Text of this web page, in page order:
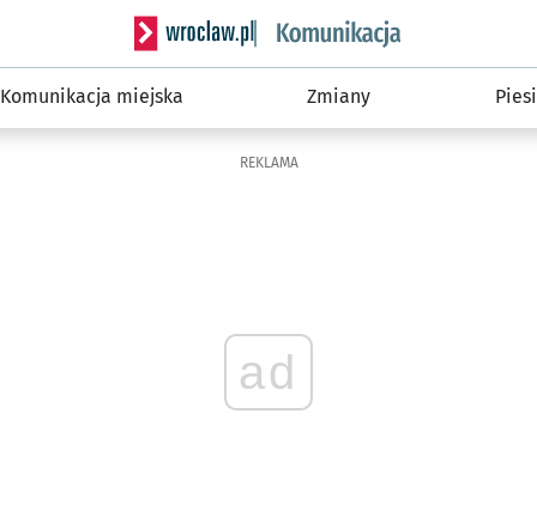
Serwis informacyjny wroclaw.pl podserwis:
Komunikacja miejska Zmiany Piesi
REKLAMA
ad